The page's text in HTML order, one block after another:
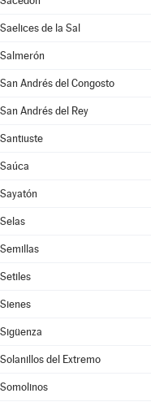
Saelices de la Sal
Salmerón
San Andrés del Congosto
San Andrés del Rey
Santiuste
Saúca
Sayatón
Selas
Semillas
Setiles
Sienes
Sigüenza
Solanillos del Extremo
Somolinos